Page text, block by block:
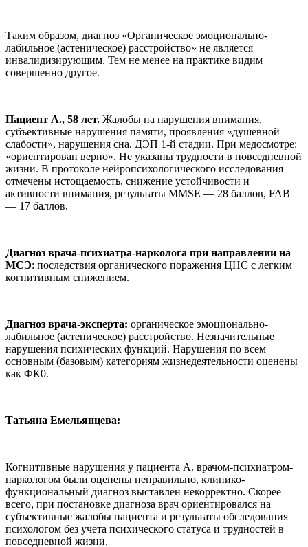
Таким образом, диагноз «Органическое эмоционально-
лабильное (астеническое) расстройство» не является
инвалидизирующим. Тем не менее на практике видим
совершенно другое.
Пациент А., 58 лет. Жалобы на нарушения внимания,
субъективные нарушения памяти, проявления «душевной
слабости», нарушения сна. ДЭП 1-й стадии. При медосмотре:
«ориентирован верно». Не указаны трудности в повседневной
жизни. В протоколе нейропсихологического исследования
отмечены истощаемость, снижение устойчивости и
активности внимания, результаты MMSE — 28 баллов, FAB
— 17 баллов.
Диагноз врача-психиатра-нарколога при направлении на
МСЭ: последствия органического поражения ЦНС с легким
когнитивным снижением.
Диагноз врача-эксперта: органическое эмоционально-
лабильное (астеническое) расстройство. Незначительные
нарушения психических функций. Нарушения по всем
основным (базовым) категориям жизнедеятельности оценены
как ФК0.
Татьяна Емельянцева:
Когнитивные нарушения у пациента А. врачом-психиатром-
наркологом были оценены неправильно, клинико-
функциональный диагноз выставлен некорректно. Скорее
всего, при постановке диагноза врач ориентировался на
субъективные жалобы пациента и результаты обследования
психологом без учета психического статуса и трудностей в
повседневной жизни.